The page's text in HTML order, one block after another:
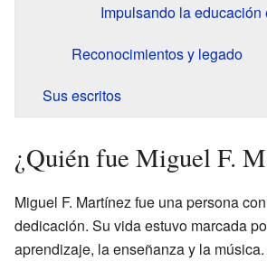
Impulsando la educación
Reconocimientos y legado
Sus escritos
¿Quién fue Miguel F.
Miguel F. Martínez fue una persona
dedicación. Su vida estuvo marcada
aprendizaje, la enseñanza y la música.